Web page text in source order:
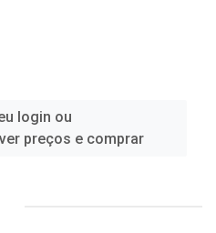
login ou
preços e comprar